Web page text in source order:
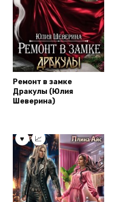
Ремонт в замке
Дракулы (Юлия
Шеверина)